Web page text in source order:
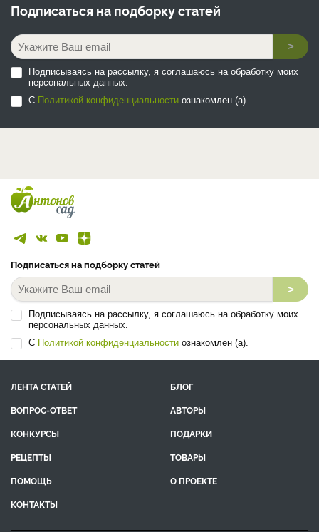
Подписаться на подборку статей
>
Подписываясь на рассылку, я соглашаюсь на обработку моих
персональных данных.
С Политикой конфиденциальности ознакомлен (а).
Подписаться на подборку статей
>
Подписываясь на рассылку, я соглашаюсь на обработку моих
персональных данных.
С Политикой конфиденциальности ознакомлен (а).
ЛЕНТА СТАТЕЙ
БЛОГ
ВОПРОС-ОТВЕТ
АВТОРЫ
КОНКУРСЫ
ПОДАРКИ
РЕЦЕПТЫ
ТОВАРЫ
ПОМОЩЬ
О ПРОЕКТЕ
КОНТАКТЫ